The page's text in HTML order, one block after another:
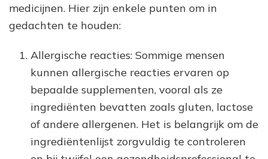
medicijnen. Hier zijn enkele punten om in
gedachten te houden:
Allergische reacties: Sommige mensen
kunnen allergische reacties ervaren op
bepaalde supplementen, vooral als ze
ingrediënten bevatten zoals gluten, lactose
of andere allergenen. Het is belangrijk om de
ingrediëntenlijst zorgvuldig te controleren